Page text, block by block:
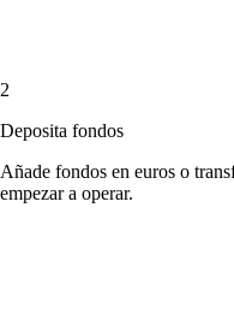
2
Deposita fondos
Añade fondos en euros o
empezar a operar.